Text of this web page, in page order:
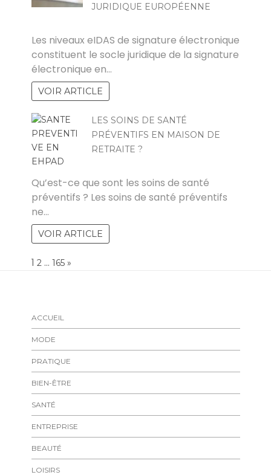
JURIDIQUE EUROPÉENNE
Les niveaux eIDAS de signature électronique
constituent le socle juridique de la signature
électronique en…
VOIR ARTICLE
LES SOINS DE SANTÉ
PRÉVENTIFS EN MAISON DE
RETRAITE ?
Qu’est-ce que sont les soins de santé
préventifs ? Les soins de santé préventifs
ne…
VOIR ARTICLE
Page:
1 2 … 165 NEXT
»
ACCUEIL
MODE
PRATIQUE
BIEN-ÊTRE
SANTÉ
ENTREPRISE
BEAUTÉ
LOISIRS